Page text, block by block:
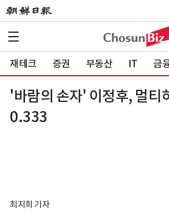
재테크 증권 부동산 IT 금
'바람의 손자' 이정후, 멀
0.333
최지희 기자